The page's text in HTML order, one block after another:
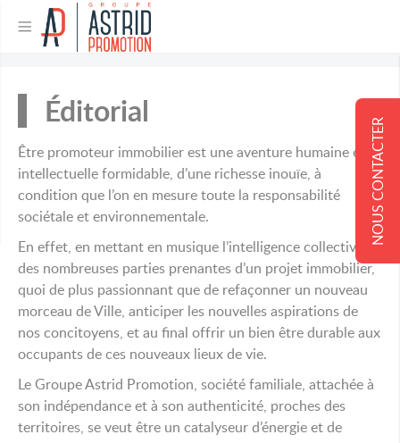
NOUS CONTACTER
Éditorial
Être promoteur immobilier est une aventure humaine et
intellectuelle formidable, d’une richesse inouïe, à
condition que l’on en mesure toute la responsabilité
sociétale et environnementale.
En effet, en mettant en musique l’intelligence collective
des nombreuses parties prenantes d’un projet immobilier,
quoi de plus passionnant que de refaçonner un nouveau
morceau de Ville, anticiper les nouvelles aspirations de
nos concitoyens, et au final offrir un bien être durable aux
occupants de ces nouveaux lieux de vie.
Le Groupe Astrid Promotion, société familiale, attachée à
son indépendance et à son authenticité, proches des
territoires, se veut être un catalyseur d’énergie et de